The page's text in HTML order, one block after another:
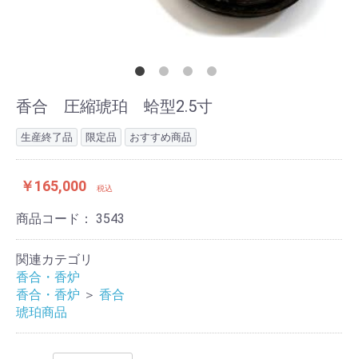
香合 圧縮琥珀 蛤型2.5寸
生産終了品 限定品 おすすめ商品
￥165,000 税込
商品コード： 3543
関連カテゴリ
香合・香炉
香合・香炉 ＞ 香合
琥珀商品